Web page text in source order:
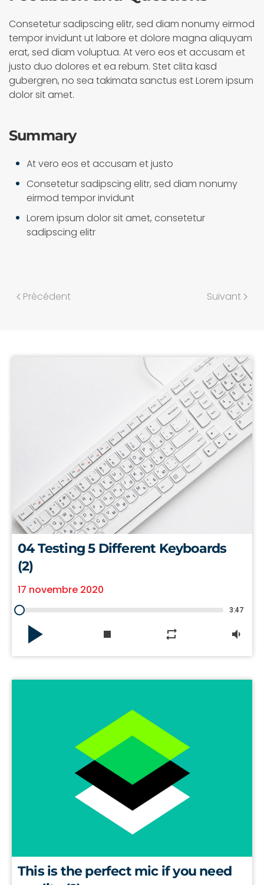
Consetetur sadipscing elitr, sed diam nonumy eirmod
tempor invidunt ut labore et dolore magna aliquyam
erat, sed diam voluptua. At vero eos et accusam et
justo duo dolores et ea rebum. Stet clita kasd
gubergren, no sea takimata sanctus est Lorem ipsum
dolor sit amet.
Summary
At vero eos et accusam et justo
Consetetur sadipscing elitr, sed diam nonumy
eirmod tempor invidunt
Lorem ipsum dolor sit amet, consetetur
sadipscing elitr
Précédent Suivant
04 Testing 5 Different Keyboards
(2)
17 novembre 2020
3:47
play_arrow stop repeat volume_down
This is the perfect mic if you need